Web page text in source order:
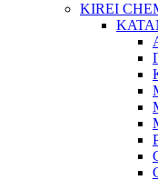
KIREI